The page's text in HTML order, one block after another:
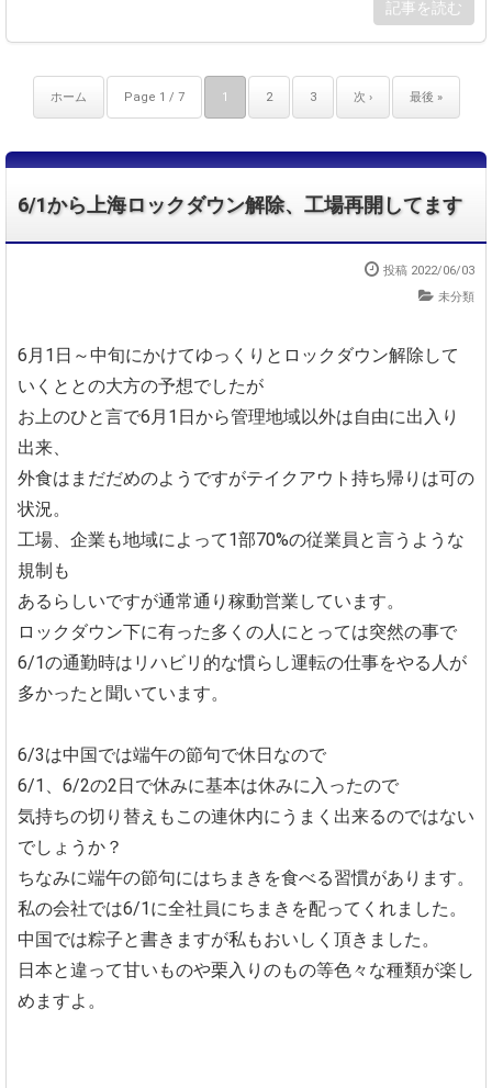
記事を読む
ホーム Page 1 / 7 1 2 3 次 › 最後 »
6/1から上海ロックダウン解除、工場再開してます
投稿 2022/06/03
未分類
6月1日～中旬にかけてゆっくりとロックダウン解除して
いくととの大方の予想でしたが
お上のひと言で6月1日から管理地域以外は自由に出入り
出来、
外食はまだだめのようですがテイクアウト持ち帰りは可の
状況。
工場、企業も地域によって1部70%の従業員と言うような
規制も
あるらしいですが通常通り稼動営業しています。
ロックダウン下に有った多くの人にとっては突然の事で
6/1の通勤時はリハビリ的な慣らし運転の仕事をやる人が
多かったと聞いています。
6/3は中国では端午の節句で休日なので
6/1、6/2の2日で休みに基本は休みに入ったので
気持ちの切り替えもこの連休内にうまく出来るのではない
でしょうか？
ちなみに端午の節句にはちまきを食べる習慣があります。
私の会社では6/1に全社員にちまきを配ってくれました。
中国では粽子と書きますが私もおいしく頂きました。
日本と違って甘いものや栗入りのもの等色々な種類が楽し
めますよ。